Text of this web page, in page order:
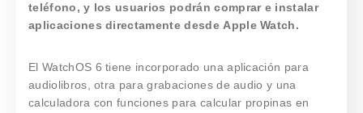
teléfono, y los usuarios podrán comprar e instalar
aplicaciones directamente desde Apple Watch.
El WatchOS 6 tiene incorporado una aplicación para
audiolibros, otra para grabaciones de audio y una
calculadora con funciones para calcular propinas en